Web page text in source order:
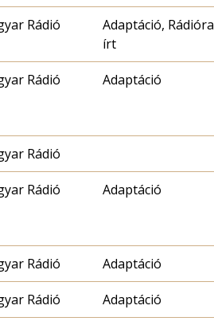
Rádió
Adaptáció, Rádióra
írt
Rádió Adaptáció
Rádió
Rádió Adaptáció
Rádió Adaptáció
Rádió Adaptáció